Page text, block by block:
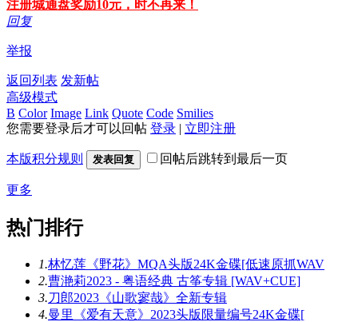
注册城通盘奖励10元，时不再来！
回复
举报
返回列表 发新帖
高级模式
B Color Image Link Quote Code Smilies
您需要登录后才可以回帖 登录 | 立即注册
本版积分规则 发表回复 回帖后跳转到最后一页
更多
热门排行
1.林忆莲《野花》MQA头版24K金碟[低速原抓WAV
2.曹滟莉2023 - 粤语经典 古筝专辑 [WAV+CUE]
3.刀郎2023《山歌寥哉》全新专辑
4.曼里《爱有天意》2023头版限量编号24K金碟[